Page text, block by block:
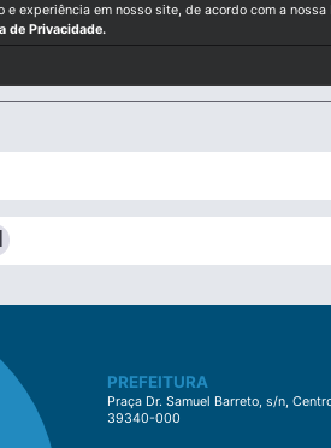
PREFEITURA
Praça Dr. Samuel Barreto, s/n,
39340-000
experiência em nosso site, de acordo com a
de Privacidade.